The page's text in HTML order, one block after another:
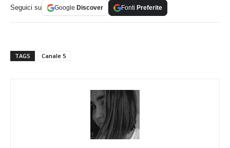
Seguici su Google Discover Fonti Preferite
TAGS Canale 5